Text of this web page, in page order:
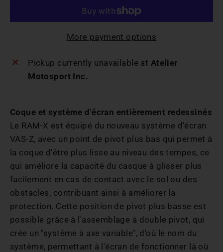
More payment options
Pickup currently unavailable at Atelier
Motosport Inc.
Coque et système d'écran entièrement redessinés
Le RAM-X est équipé du nouveau système d'écran
VAS-Z, avec un point de pivot plus bas qui permet à
la coque d'être plus lisse au niveau des tempes, ce
qui améliore la capacité du casque à glisser plus
facilement en cas de contact avec le sol ou des
obstacles, contribuant ainsi à améliorer la
protection. Cette position de pivot plus basse est
possible grâce à l'assemblage à double pivot, qui
crée un "système à axe variable", d'où le nom du
système, permettant à l'écran de fonctionner là où